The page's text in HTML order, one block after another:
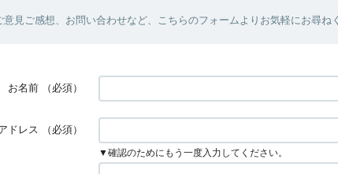
見ご感想、お問い合わせなど、こちらのフォームよりお気軽にお尋ね
お名前 （必須）
ドレス （必須）
▼確認のためにもう一度入力してください。